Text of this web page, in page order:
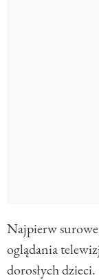
Najpierw
oglądania
dorosłych